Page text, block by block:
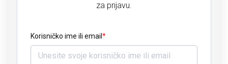
za prijavu.
Korisničko ime ili email